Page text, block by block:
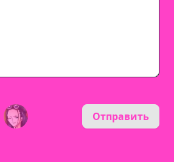
Отправить